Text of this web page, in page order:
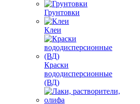
Грунтовки
Клеи
Краски
вододисперсионные
(ВД)